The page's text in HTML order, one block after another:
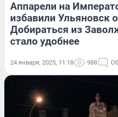
Аппарели на
избавили Ульяновск
Добираться из
стало удобнее
24 января, 2025, 11:18 988